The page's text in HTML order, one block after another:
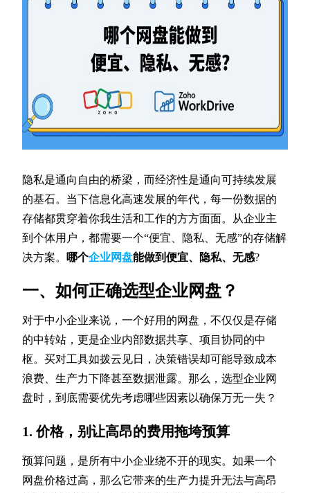
隐私是通向自由的桥梁，而经济性是通向可持续发展
的基石。当下信息化高速发展的年代，每一份数据的
存储都贯穿着你我生活和工作的方方面面。从企业主
到个体用户，都需要一个“便宜、隐私、无感”的存储解
决方案。 哪个企业网盘能做到便宜、隐私、无感?
一、如何正确选型企业网盘？
对于中小企业来说，一个好用的网盘，不仅仅是存储
的中转站，更是企业内部数据共享、项目协同的中
枢。买对工具如拨云见日，决策错误却可能导致成本
浪费、生产力下降甚至数据泄露。那么，选型企业网
盘时，到底需要优先考虑哪些因素以确保万无一失？
1. 价格，别让高昂的费用拖垮预算
预算问题，是所有中小企业绕不开的现实。如果一个
网盘价格过高，那么它带来的生产力提升无法与高昂